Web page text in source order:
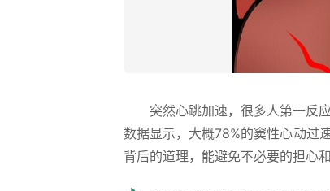
突然心跳加速，很多人第一反
数据显示，大概78%的窦性心动过
背后的道理，能避免不必要的担心和